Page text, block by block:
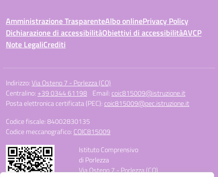
Amministrazione TrasparenteAlbo onlinePrivacy Policy
Dichiarazione di accessibilitàObiettivi di accessibilitàAVCP
Note LegaliCrediti
Indirizzo:Via Osteno 7 - Porlezza (CO)
Centralino: +39 0344 61198 Email:coic815009@istruzione.it
Posta elettronica certificata (PEC):coic815009@pec.istruzione.it
Codice fiscale: 84002830135
Codice meccanografico: COIC815009
Istituto Comprensivo
di Porlezza
Via Osteno 7 - Porlezza (CO)